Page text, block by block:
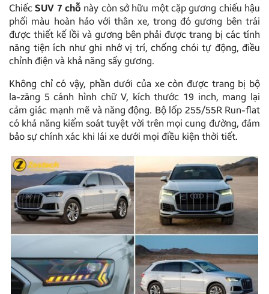
ChiếcSUV 7 chỗ này còn sở hữu một cặp gương chiếu hậu
phối màu hoàn hảo với thân xe, trong đó gương bên trái
được thiết kế lồi và gương bên phải được trang bị các tính
năng tiện ích như ghi nhớ vị trí, chống chói tự động, điều
chỉnh điện và khả năng sấy gương.
Không chỉ có vậy, phần dưới của xe còn được trang bị bộ
la-zăng 5 cánh hình chữ V, kích thước 19 inch, mang lại
cảm giác mạnh mẽ và năng động. Bộ lốp 255/55R Run-flat
có khả năng kiểm soát tuyệt vời trên mọi cung đường, đảm
bảo sự chính xác khi lái xe dưới mọi điều kiện thời tiết.